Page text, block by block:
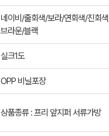
네이비/줄회색/보라/연회색/진회
브라운/블랙
실크1도
OPP 비닐포장
상품종류 : 프리 앞지퍼 서류가방